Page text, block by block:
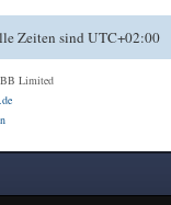
Zeiten sindUTC+02:00
Limited